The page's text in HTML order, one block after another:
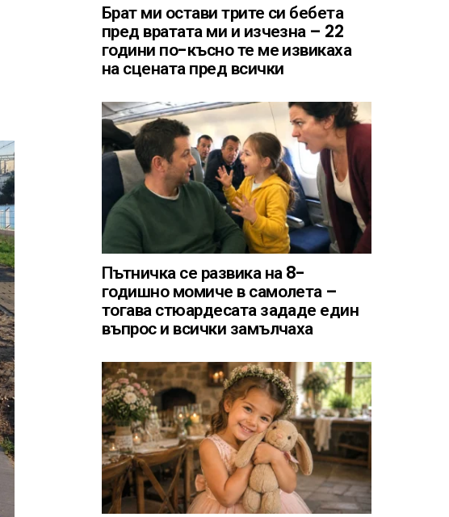
Брат ми остави трите си бебета
пред вратата ми и изчезна – 22
години по-късно те ме извикаха
на сцената пред всички
Пътничка се развика на 8-
годишно момиче в самолета –
тогава стюардесата зададе един
въпрос и всички замълчаха